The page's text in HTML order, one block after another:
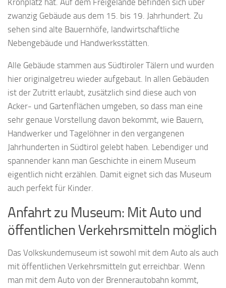
Kronplatz hat. Auf dem Freigelände befinden sich über
zwanzig Gebäude aus dem 15. bis 19. Jahrhundert. Zu
sehen sind alte Bauernhöfe, landwirtschaftliche
Nebengebäude und Handwerksstätten.
Alle Gebäude stammen aus Südtiroler Tälern und wurden
hier originalgetreu wieder aufgebaut. In allen Gebäuden
ist der Zutritt erlaubt, zusätzlich sind diese auch von
Acker- und Gartenflächen umgeben, so dass man eine
sehr genaue Vorstellung davon bekommt, wie Bauern,
Handwerker und Tagelöhner in den vergangenen
Jahrhunderten in Südtirol gelebt haben. Lebendiger und
spannender kann man Geschichte in einem Museum
eigentlich nicht erzählen. Damit eignet sich das Museum
auch perfekt für Kinder.
Anfahrt zu Museum: Mit Auto und
öffentlichen Verkehrsmitteln möglich
Das Volkskundemuseum ist sowohl mit dem Auto als auch
mit öffentlichen Verkehrsmitteln gut erreichbar. Wenn
man mit dem Auto von der Brennerautobahn kommt,